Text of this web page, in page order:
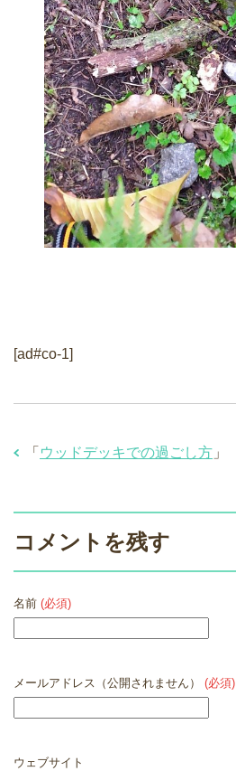
[ad#co-1]
「 ウッドデッキでの過ごし方 」
コメントを残す
名前 (必須)
メールアドレス（公開されません） (必須)
ウェブサイト